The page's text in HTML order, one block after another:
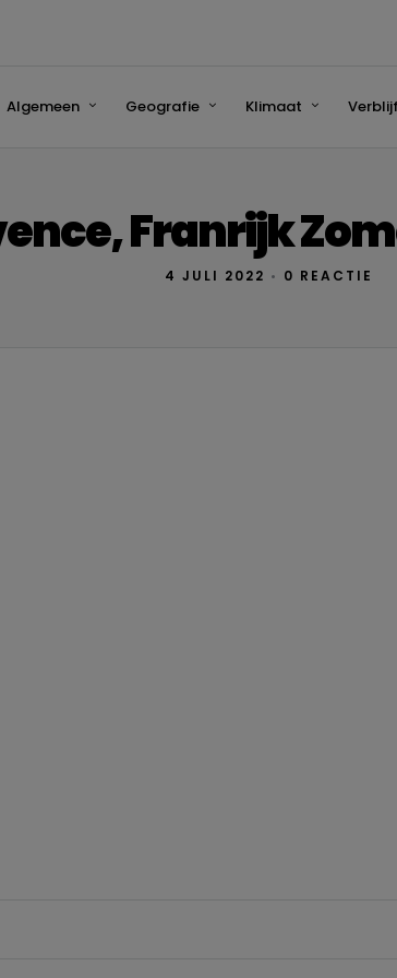
Algemeen Geografie Klimaat Verblijf
Franrijk
4 JULI 2022 • 0 REACTIE